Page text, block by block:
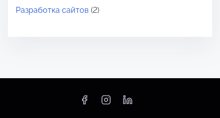
Разработка сайтов (2)